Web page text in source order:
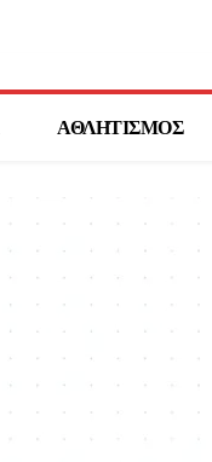
ΑΘΛΗΤΙΣΜΟΣ